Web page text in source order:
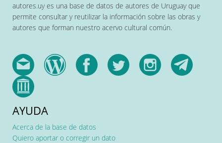
autores.uy es una base de datos de autores de Uruguay que
permite consultar y reutilizar la información sobre las obras y
autores que forman nuestro acervo cultural común.
AYUDA
Acerca de la base de datos
Quiero aportar o corregir un dato